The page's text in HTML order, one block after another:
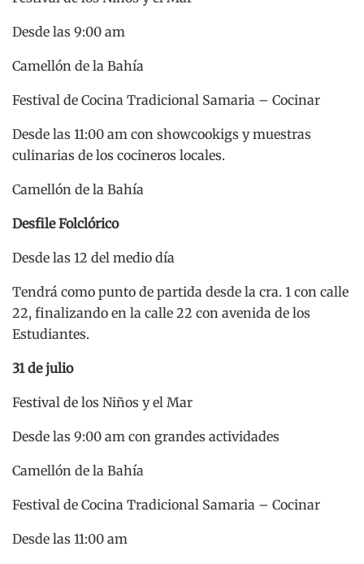
Desde las 9:00 am
Camellón de la Bahía
Festival de Cocina Tradicional Samaria – Cocinar
Desde las 11:00 am con showcookigs y muestras
culinarias de los cocineros locales.
Camellón de la Bahía
Desfile Folclórico
Desde las 12 del medio día
Tendrá como punto de partida desde la cra. 1 con calle
22, finalizando en la calle 22 con avenida de los
Estudiantes.
31 de julio
Festival de los Niños y el Mar
Desde las 9:00 am con grandes actividades
Camellón de la Bahía
Festival de Cocina Tradicional Samaria – Cocinar
Desde las 11:00 am